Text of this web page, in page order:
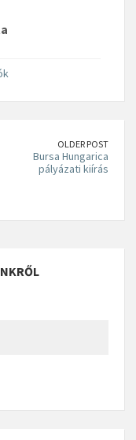
OLDER POST
Bursa Hungarica
pályázati kiírás